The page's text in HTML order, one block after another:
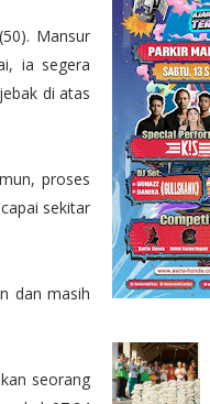
Mansur
ia segera
di atas
proses
sekitar
dan masih
seorang